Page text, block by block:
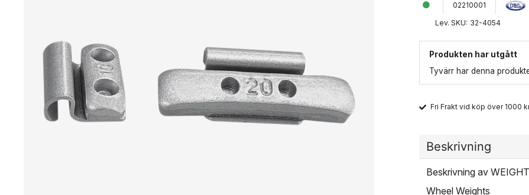
02210001
Lev. SKU: 32-4054
Produkten har utgått
Tyvärr har denna
Fri Frakt vid köp över 1000
Beskrivning
Beskrivning av
Wheel Weights